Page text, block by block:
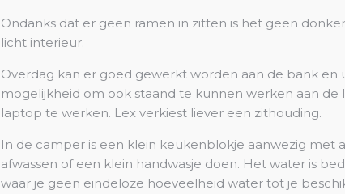
Ondanks dat er geen ramen in zitten is het geen
licht interieur.
Overdag kan er goed gewerkt worden aan de bank
mogelijkheid om ook staand te kunnen werken aan
laptop te werken. Lex verkiest liever een zithouding.
In de camper is een klein keukenblokje aanwezig
afwassen of een klein handwasje doen. Het water is
waar je geen eindeloze hoeveelheid water tot je